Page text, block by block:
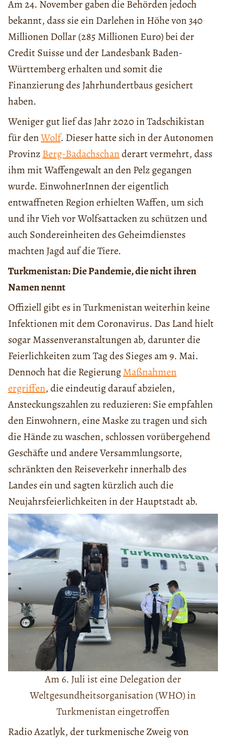
Am 24. November gaben die Behörden jedoch
bekannt, dass sie ein Darlehen in Höhe von 340
Millionen Dollar (285 Millionen Euro) bei der
Credit Suisse und der Landesbank Baden-
Württemberg erhalten und somit die
Finanzierung des Jahrhundertbaus gesichert
haben.
Weniger gut lief das Jahr 2020 in Tadschikistan
für denWolf. Dieser hatte sich in der Autonomen
ProvinzBerg-Badachschanderart vermehrt, dass
ihm mit Waffengewalt an den Pelz gegangen
wurde. EinwohnerInnen der eigentlich
entwaffneten Region erhielten Waffen, um sich
und ihr Vieh vor Wolfsattacken zu schützen und
auch Sondereinheiten des Geheimdienstes
machten Jagd auf die Tiere.
Turkmenistan: Die Pandemie, die nicht ihren
Namen nennt
Offiziell gibt es in Turkmenistan weiterhin keine
Infektionen mit dem Coronavirus. Das Land hielt
sogar Massenveranstaltungen ab, darunter die
Feierlichkeiten zum Tag des Sieges am 9. Mai.
Dennoch hat die RegierungMaßnahmen
ergriffen, die eindeutig darauf abzielen,
Ansteckungszahlen zu reduzieren: Sie empfahlen
den Einwohnern, eine Maske zu tragen und sich
die Hände zu waschen, schlossen vorübergehend
Geschäfte und andere Versammlungsorte,
schränkten den Reiseverkehr innerhalb des
Landes ein und sagten kürzlich auch die
Neujahrsfeierlichkeiten in der Hauptstadt ab.
Am 6. Juli ist eine Delegation der
Weltgesundheitsorganisation (WHO) in
Turkmenistan eingetroffen
Radio Azatlyk, der turkmenische Zweig von